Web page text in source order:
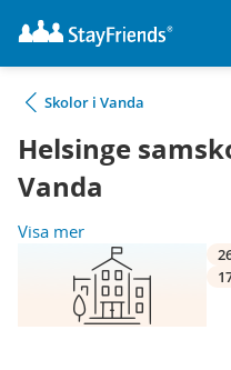
Skolor i Vanda
Helsinge
Vanda
Visa mer